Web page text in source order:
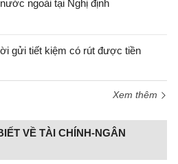
ngoài tại Nghị định
gửi tiết kiệm có rút được tiền
Xem thêm
VỀ TÀI CHÍNH-NGÂN